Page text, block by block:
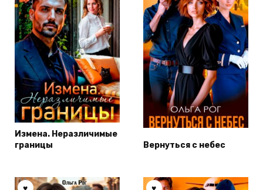
Измена. Неразличимые
границы
Вернуться с небес